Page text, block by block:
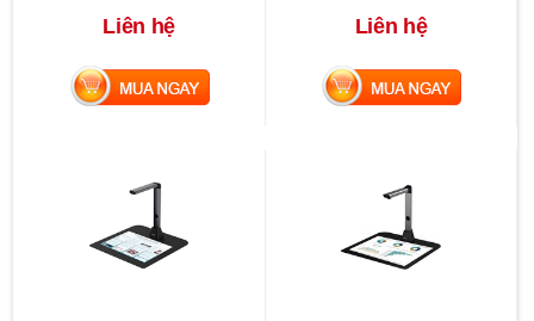
Liên hệ
MUA NGAY
Liên hệ
MUA NGAY